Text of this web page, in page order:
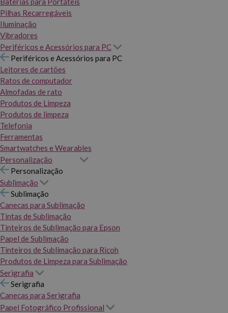
Pilhas Recarregáveis
Iluminação
Vibradores
Periféricos e Acessórios para PC
Periféricos e Acessórios para PC
Leitores de cartões
Ratos de computador
Almofadas de rato
Produtos de Limpeza
Produtos de limpeza
Telefonia
Ferramentas
Smartwatches e Wearables
Personalização
Personalização
Sublimação
Sublimação
Canecas para Sublimação
Tintas de Sublimação
Tinteiros de Sublimação para Epson
Papel de Sublimação
Tinteiros de Sublimação para Ricoh
Produtos de Limpeza para Sublimação
Serigrafia
Serigrafia
Canecas para Serigrafia
Papel Fotográfico Profissional